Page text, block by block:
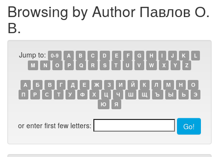
Browsing by Author Павлов О.
В.
Jump to: 0-9 A B C D E F G H I J K
L
M
N O P Q R S T U V W X Y Z
А Б В Г Д Е Ж З И Й К Л М Н
О
П
Р С Т У Ф Х Ц Ч Ш Щ Ъ Ы Ь
Э
Ю
Я
or enter first few letters: